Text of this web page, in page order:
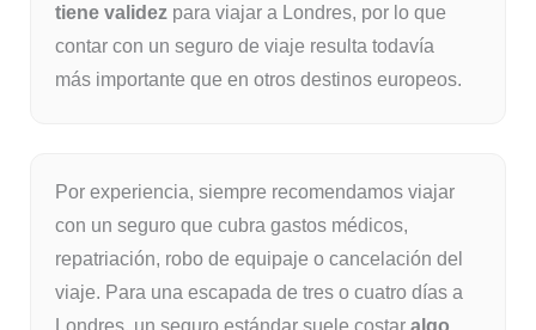
tiene validezpara viajar a Londres, por lo que
contar con un seguro de viaje resulta todavía
más importante que en otros destinos europeos.
Por experiencia, siempre recomendamos viajar
con un seguro que cubra gastos médicos,
repatriación, robo de equipaje o cancelación del
viaje. Para una escapada de tres o cuatro días a
Londres, un seguro estándar suele costar algo